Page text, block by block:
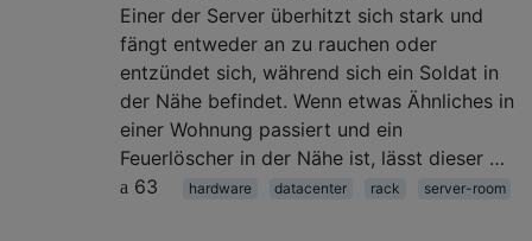
Einer der Server überhitzt sich stark und
fängt entweder an zu rauchen oder
entzündet sich, während sich ein Soldat in
der Nähe befindet. Wenn etwas Ähnliches in
einer Wohnung passiert und ein
Feuerlöscher in der Nähe ist, lässt dieser …
63
hardware datacenter rack server-room